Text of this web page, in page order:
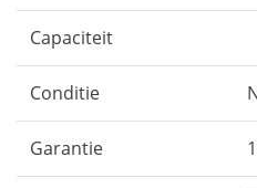
Capaciteit
Conditie
Garantie